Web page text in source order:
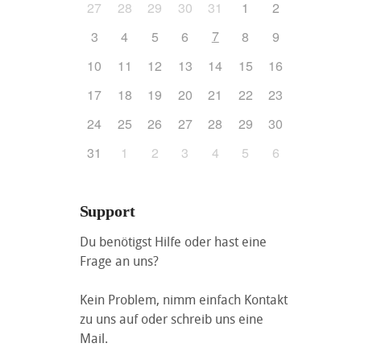
27 28 29 30 31 1
2
3
4 5 6 7 8
9
10
11 12 13 14 15
16
17
18 19 20 21 22
23
24
25 26 27 28 29
30
31
1 2 3 4 5 6
Support
Du benötigst Hilfe oder hast eine
Frage an uns?
Kein Problem, nimm einfach Kontakt
zu uns auf oder schreib uns eine
Mail.